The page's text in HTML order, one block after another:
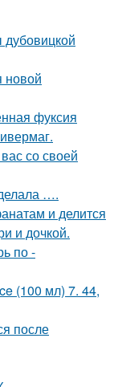
новой
фуксия
со своей
….
и делится
и дочкой.
по -
(100 мл) 7. 44,
после